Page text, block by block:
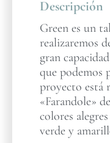
Descripción
Green es un
realizaremos
gran
que podemos
proyecto está
«Farandole»
colores
verde y